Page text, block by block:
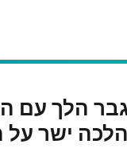
הלך עם
הלכה ישר על